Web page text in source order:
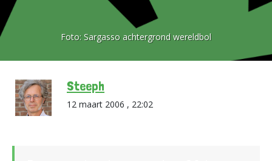
Foto: Sargasso achtergrond wereldbol
Steeph
12 maart 2006 , 22:02